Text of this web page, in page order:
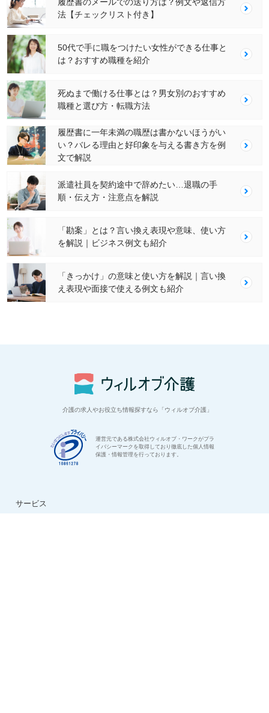
法【チェックリスト付き】
50代で手に職をつけたい女性ができる仕事と
は？おすすめ職種を紹介
死ぬまで働ける仕事とは？男女別のおすすめ
職種と選び方・転職方法
履歴書に一年未満の職歴は書かないほうがい
い？バレる理由と好印象を与える書き方を例
文で解説
派遣社員を契約途中で辞めたい…退職の手
順・伝え方・注意点を解説
「勘案」とは？言い換え表現や意味、使い方
を解説｜ビジネス例文も紹介
「きっかけ」の意味と使い方を解説｜言い換
え表現や面接で使える例文も紹介
介護の求人やお役立ち情報探すなら「ウィルオブ介護」
運営元である株式会社ウィルオブ・ワークがプラ
イバシーマークを取得しており徹底した個人情報
保護・情報管理を行っております。
サービス